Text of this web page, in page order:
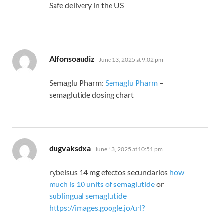
Safe delivery in the US
Alfonsoaudiz says:
June 13, 2025 at 9:02 pm
Semaglu Pharm: Semaglu Pharm –
semaglutide dosing chart
dugvaksdxa says:
June 13, 2025 at 10:51 pm
rybelsus 14 mg efectos secundarios how
much is 10 units of semaglutideor
sublingual semaglutide
https://images.google.jo/url?